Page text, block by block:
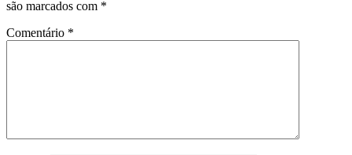
são marcados com *
Comentário *